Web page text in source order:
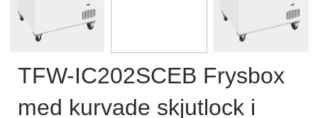
TFW-IC202SCEB Frysbox
med kurvade skjutlock i